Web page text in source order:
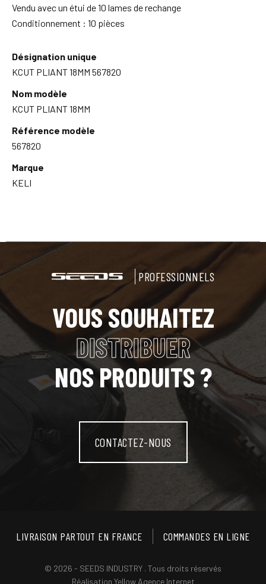
Vendu avec un étui de 10 lames de rechange
Conditionnement : 10 pièces
Désignation unique
KCUT PLIANT 18MM 567820
Nom modèle
KCUT PLIANT 18MM
Référence modèle
567820
Marque
KELI
PROFESSIONNELS
VOUS SOUHAITEZ
DISTRIBUER
NOS PRODUITS ?
CONTACTEZ-NOUS
LIVRAISON PARTOUT EN FRANCE COMMANDES EN LIGNE
© 2026 - SEEDS INDUSTRY . Tous droits réservés
Réalisation Yellow Agence Internet